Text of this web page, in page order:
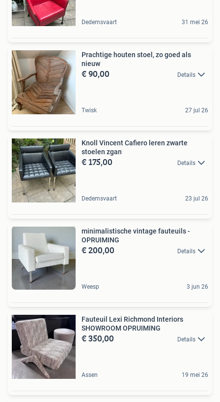
Dedemsvaart 31 mei 26
Prachtige houten stoel, zo goed als
nieuw
€ 90,00 Details
Twisk 27 jul 26
Knoll Vincent Cafiero leren zwarte
stoelen zgan
€ 175,00 Details
Dedemsvaart 23 jul 26
minimalistische vintage fauteuils -
OPRUIMING
€ 200,00 Details
Weesp 3 jun 26
Fauteuil Lexi Richmond Interiors
SHOWROOM OPRUIMING
€ 350,00 Details
Assen 19 mei 26